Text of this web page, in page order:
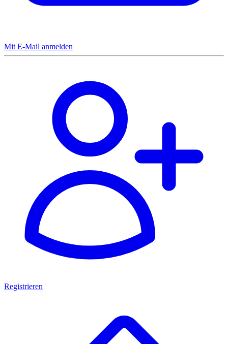
Mit E-Mail anmelden
Registrieren